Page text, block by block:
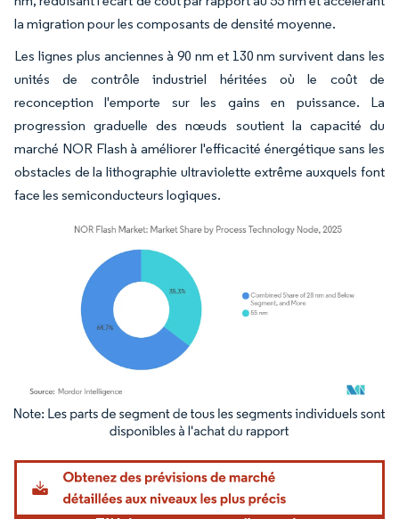
la migration pour les composants de densité moyenne.
Les lignes plus anciennes à 90 nm et 130 nm survivent dans les
unités de contrôle industriel héritées où le coût de
reconception l'emporte sur les gains en puissance. La
progression graduelle des nœuds soutient la capacité du
marché NOR Flash à améliorer l'efficacité énergétique sans les
obstacles de la lithographie ultraviolette extrême auxquels font
face les semiconducteurs logiques.
Image © Mordor Intelligence. La réutilisation nécessite une attribution sous CC BY